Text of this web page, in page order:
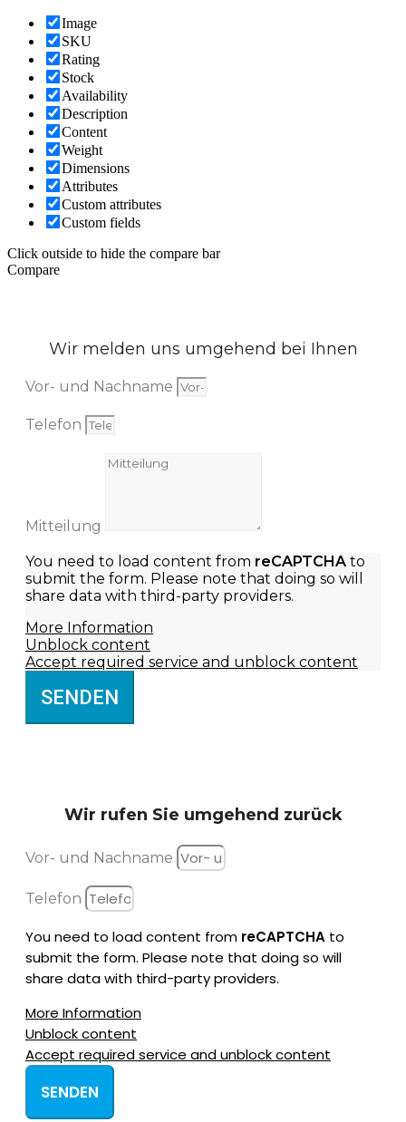
Image
SKU
Rating
Stock
Availability
Description
Content
Weight
Dimensions
Attributes
Custom attributes
Custom fields
Click outside to hide the compare bar
Compare
Wir melden uns umgehend bei Ihnen
Vor- und Nachname
Telefon
Mitteilung
You need to load content from reCAPTCHA to
submit the form. Please note that doing so will
share data with third-party providers.
More Information
Unblock content
Accept required service and unblock content
SENDEN
Wir rufen Sie umgehend zurück
Vor- und Nachname
Telefon
You need to load content from reCAPTCHA to
submit the form. Please note that doing so will
share data with third-party providers.
More Information
Unblock content
Accept required service and unblock content
SENDEN